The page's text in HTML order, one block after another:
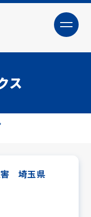
大
ス
害 埼玉県